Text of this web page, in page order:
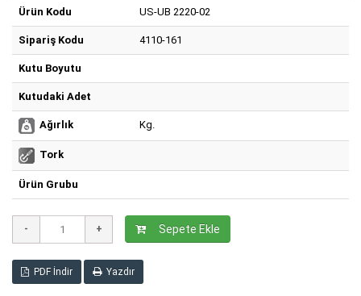
Ürün Kodu US-UB 2220-02
Sipariş Kodu 4110-161
Kutu Boyutu
Kutudaki Adet
Ağırlık Kg.
Tork
Ürün Grubu
Sepete Ekle
PDF İndir Yazdır